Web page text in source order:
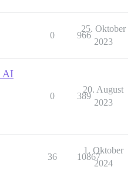
0 966
25. Oktober
2023
AI
0 389
20. August
2023
36 10867
1. Oktober
2024